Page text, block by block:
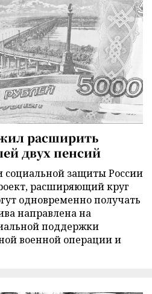
расширить
двух пенсий
социальной защиты России
расширяющий круг
одновременно получать
направлена на
поддержки
военной операции и